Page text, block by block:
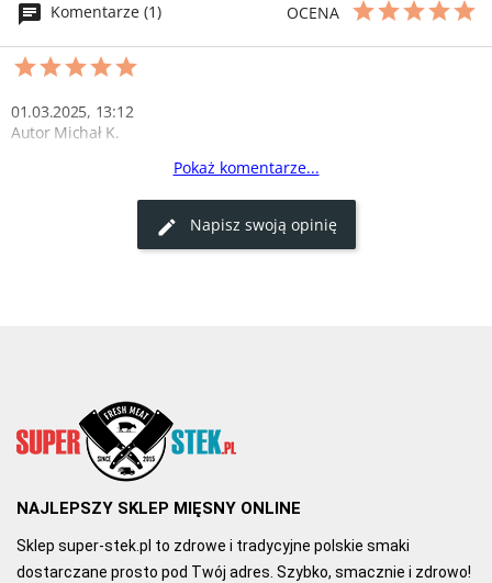
Komentarze (1) OCENA
01.03.2025, 13:12
Autor Michał K.
W końcu znalazłem prawdziwą bułkę do burgerów! Czysta
etykieta, cudownie pachnie i idealnie chrupiąca po podsmażeniu.
Pokaż komentarze...
Napisz swoją opinię
NAJLEPSZY SKLEP MIĘSNY ONLINE
Sklep super-stek.pl to zdrowe i tradycyjne polskie smaki
dostarczane prosto pod Twój adres. Szybko, smacznie i zdrowo!